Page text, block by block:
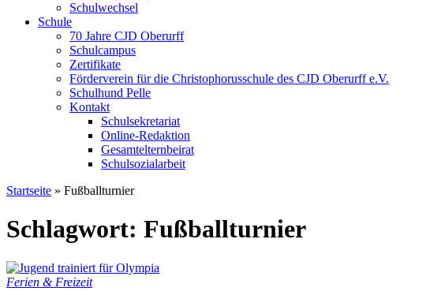
Schulwechsel
Schule
70 Jahre CJD Oberurff
Schulcampus
Zertifikate
Förderverein für die Christophorusschule des CJD Oberurff e.V.
Schulhund Pelle
Kontakt
Schulsekretariat
Online-Redaktion
Gesamtelternbeirat
Schulsozialarbeit
Startseite » Fußballturnier
Schlagwort: Fußballturnier
Ferien & Freizeit